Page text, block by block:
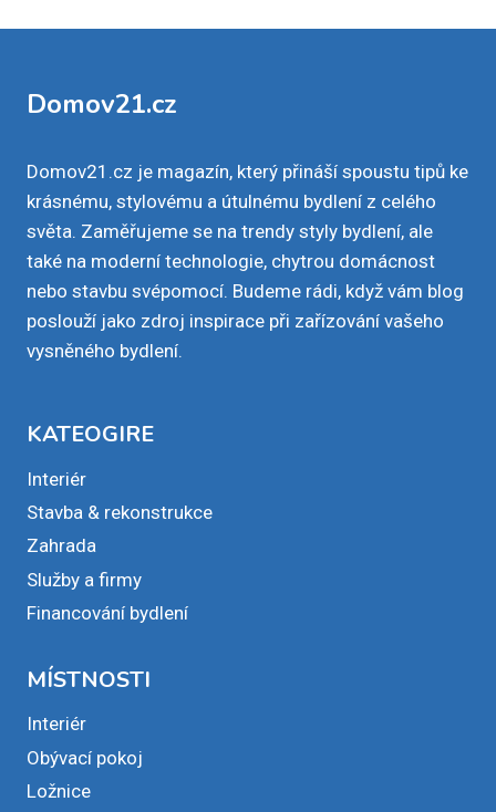
Domov21.cz
Domov21.cz je magazín, který přináší spoustu tipů ke
krásnému, stylovému a útulnému bydlení z celého
světa. Zaměřujeme se na trendy styly bydlení, ale
také na moderní technologie, chytrou domácnost
nebo stavbu svépomocí. Budeme rádi, když vám blog
poslouží jako zdroj inspirace při zařízování vašeho
vysněného bydlení.
KATEOGIRE
Interiér
Stavba & rekonstrukce
Zahrada
Služby a firmy
Financování bydlení
MÍSTNOSTI
Interiér
Obývací pokoj
Ložnice